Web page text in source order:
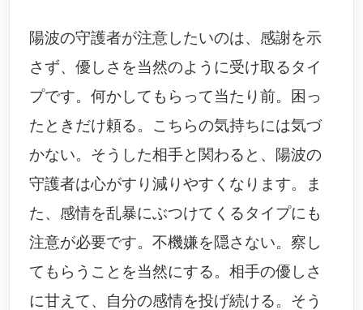
陽波の守護者が注意したいのは、感謝を示
さず、優しさを当然のように受け取るタイ
プです。何かしてもらって当たり前。困っ
たときだけ頼る。こちらの気持ちには気づ
かない。そうした相手と関わると、陽波の
守護者は心がすり減りやすくなります。ま
た、感情を乱暴にぶつけてくるタイプにも
注意が必要です。不機嫌を隠さない。察し
てもらうことを当然にする。相手の優しさ
に甘えて、自分の感情を投げ続ける。そう